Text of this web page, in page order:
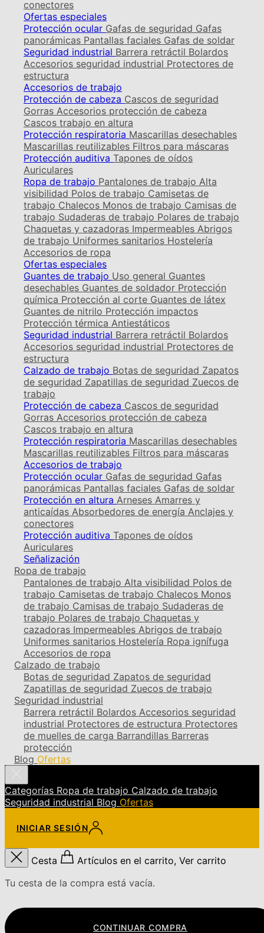
conectores
Ofertas especiales
Protección ocular Gafas de seguridad Gafas
panorámicas Pantallas faciales Gafas de soldar
Seguridad industrial Barrera retráctil Bolardos
Accesorios seguridad industrial Protectores de
estructura
Accesorios de trabajo
Protección de cabeza Cascos de seguridad
Gorras Accesorios protección de cabeza
Cascos trabajo en altura
Protección respiratoria Mascarillas desechables
Mascarillas reutilizables Filtros para máscaras
Protección auditiva Tapones de oídos
Auriculares
Ropa de trabajo Pantalones de trabajo Alta
visibilidad Polos de trabajo Camisetas de
trabajo Chalecos Monos de trabajo Camisas de
trabajo Sudaderas de trabajo Polares de trabajo
Chaquetas y cazadoras Impermeables Abrigos
de trabajo Uniformes sanitarios Hostelería
Accesorios de ropa
Ofertas especiales
Guantes de trabajo Uso general Guantes
desechables Guantes de soldador Protección
química Protección al corte Guantes de látex
Guantes de nitrilo Protección impactos
Protección térmica Antiestáticos
Seguridad industrial Barrera retráctil Bolardos
Accesorios seguridad industrial Protectores de
estructura
Calzado de trabajo Botas de seguridad Zapatos
de seguridad Zapatillas de seguridad Zuecos de
trabajo
Protección de cabeza Cascos de seguridad
Gorras Accesorios protección de cabeza
Cascos trabajo en altura
Protección respiratoria Mascarillas desechables
Mascarillas reutilizables Filtros para máscaras
Accesorios de trabajo
Protección ocular Gafas de seguridad Gafas
panorámicas Pantallas faciales Gafas de soldar
Protección en altura Arneses Amarres y
anticaídas Absorbedores de energía Anclajes y
conectores
Protección auditiva Tapones de oídos
Auriculares
Señalización
Ropa de trabajo
Pantalones de trabajo Alta visibilidad Polos de
trabajo Camisetas de trabajo Chalecos Monos
de trabajo Camisas de trabajo Sudaderas de
trabajo Polares de trabajo Chaquetas y
cazadoras Impermeables Abrigos de trabajo
Uniformes sanitarios Hostelería Ropa ignífuga
Accesorios de ropa
Calzado de trabajo
Botas de seguridad Zapatos de seguridad
Zapatillas de seguridad Zuecos de trabajo
Seguridad industrial
Barrera retráctil Bolardos Accesorios seguridad
industrial Protectores de estructura Protectores
de muelles de carga Barrandillas Barreras
protección
Blog Ofertas
Categorías Ropa de trabajo Calzado de trabajo
Seguridad industrial Blog Ofertas
INICIAR SESIÓN
Cesta
Artículos en el carrito, Ver carrito
Tu cesta de la compra está vacía.
CONTINUAR COMPRA